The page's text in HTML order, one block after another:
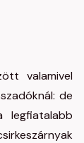
valamivel
de
legfiatalabb